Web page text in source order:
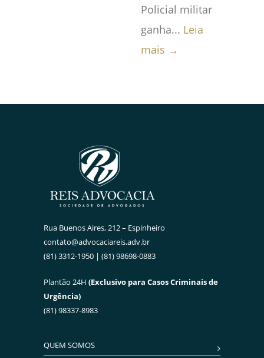
Policial militar
ganha... Leia
mais →
Rua Buenos Aires, 212 – Espinheiro
contato@advocaciareis.adv.br
(81) 3312-1950 | (81) 98698-0883
Plantão 24H (Exclusivo para Casos Criminais de
Urgência)
(81) 98337-8983
QUEM SOMOS